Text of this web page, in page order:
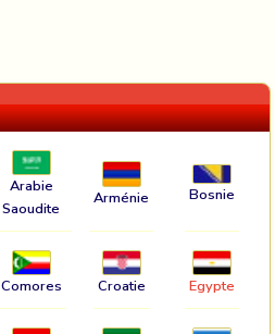
Arabie
Saoudite
Arménie Bosnie
Comores Croatie Egypte